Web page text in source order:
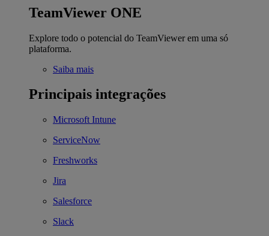
TeamViewer ONE
Explore todo o potencial do TeamViewer em uma só
plataforma.
Saiba mais
Principais integrações
Microsoft Intune
ServiceNow
Freshworks
Jira
Salesforce
Slack